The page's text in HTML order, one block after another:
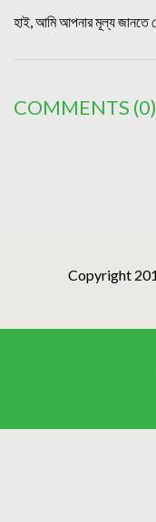
হাই, আমি আপনার মূল্য জানতে
COMMENTS (0)
Copyright